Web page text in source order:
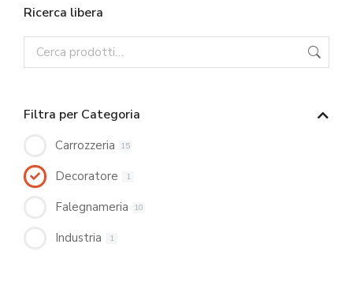
Ricerca libera
Filtra per Categoria
Carrozzeria 15
Decoratore 1
Falegnameria 10
Industria 1